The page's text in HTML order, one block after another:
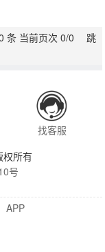
条 当前页次 0/0 跳
找客服
所有
号
APP